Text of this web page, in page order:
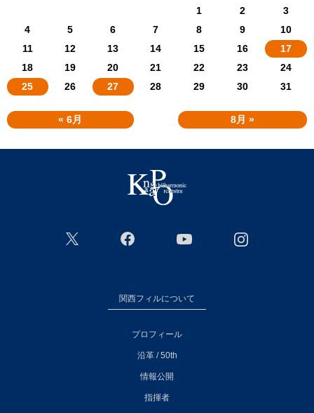
« 6月 8月 »
1 2
3
4
5 6 7 8 9
10
11
12 13 14 15 16
17
18
19 20 21 22 23
24
25
26 27 28 29 30 31
関西フィルについて
プロフィール
沿革 / 50th
情報公開
指揮者